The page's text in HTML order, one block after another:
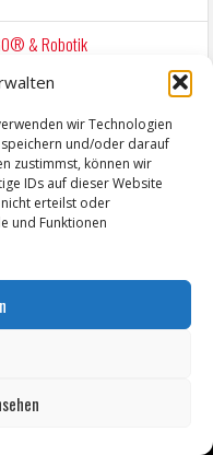
wir Technologien
und/oder darauf
zustimmst, können wir
IDs auf dieser Website
erteilst oder
und Funktionen
& Robotik
DAMALS WAR ES FRIEDRICH
Reiner Eckel